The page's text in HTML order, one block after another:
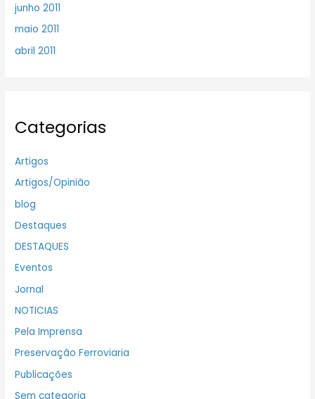
junho 2011
maio 2011
abril 2011
Categorias
Artigos
Artigos/Opinião
blog
Destaques
DESTAQUES
Eventos
Jornal
NOTICIAS
Pela Imprensa
Preservação Ferroviaria
Publicações
Sem categoria